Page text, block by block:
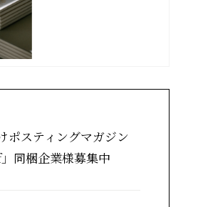
ポスティングマガジン
」同梱企業様募集中